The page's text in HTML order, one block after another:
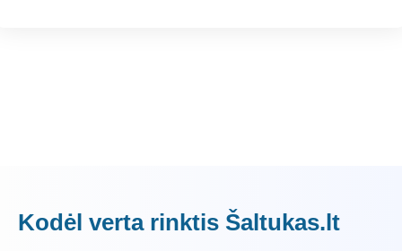
Kodėl verta rinktis Šaltukas.lt